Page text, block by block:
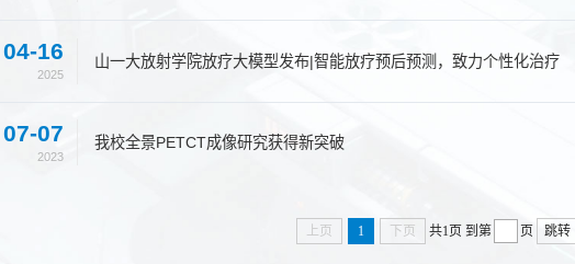
04-16
2025
山一大放射学院放疗大模型发布|智能放疗预后预测，致力个性化治疗
07-07
2023
我校全景PETCT成像研究获得新突破
上页 1 下页 共1页 到第 页 跳转